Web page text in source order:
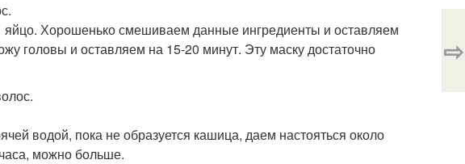
Хорошенько смешиваем данные ингредиенты и оставляем
головы и оставляем на 15-20 минут. Эту маску достаточно
водой, пока не образуется кашица, даем настояться около
можно больше.
⇨